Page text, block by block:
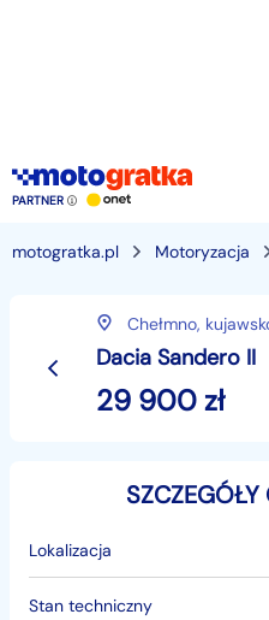
PARTNER
motogratka.pl Motoryzacja
Chełmno,
Dacia Sandero II
29 900zł
Lokalizacja
Stan techniczny